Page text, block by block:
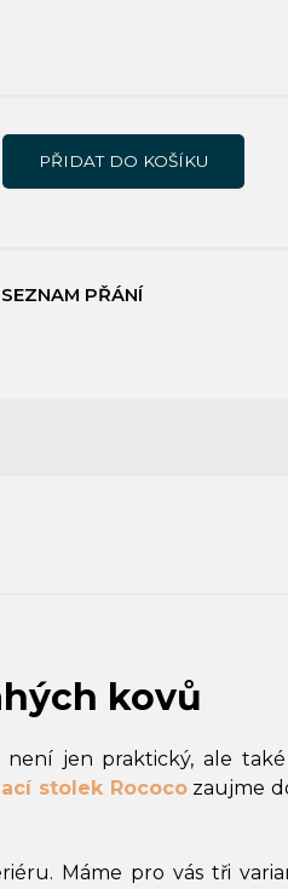
PŘIDAT DO KOŠÍKU
PŘÁNÍ
kovů
jen praktický, ale
stolek Rococozaujme
Máme pro vás tři